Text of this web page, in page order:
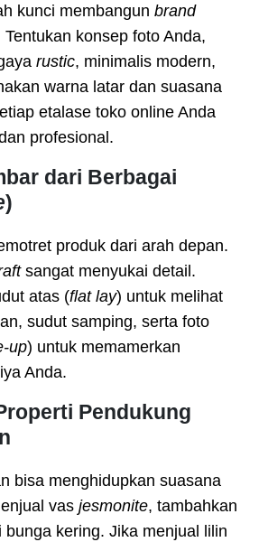
kunci membangun brand
konsep foto Anda,
rustic, minimalis modern,
warna latar dan suasana
etalase toko online Anda
profesional.
dari Berbagai
)
produk dari arah depan.
sangat menyukai detail.
atas (flat lay) untuk melihat
sudut samping, serta foto
up) untuk memamerkan
Anda.
Pendukung
bisa menghidupkan suasana
vas jesmonite, tambahkan
bunga kering. Jika menjual lilin